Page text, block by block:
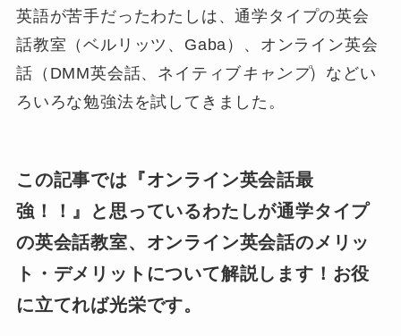
英語が苦手だったわたしは、通学タイプの英会
話教室（ベルリッツ、Gaba）、オンライン英会
話（DMM英会話、ネイティブ キャンプ）などい
ろいろな勉強法を試してきました。
この記事では『オンライン英会話最
強！！』と思っているわたしが通学タイプ
の英会話教室、オンライン英会話のメリッ
ト・デメリットについて解説します！お役
に立てれば光栄です。